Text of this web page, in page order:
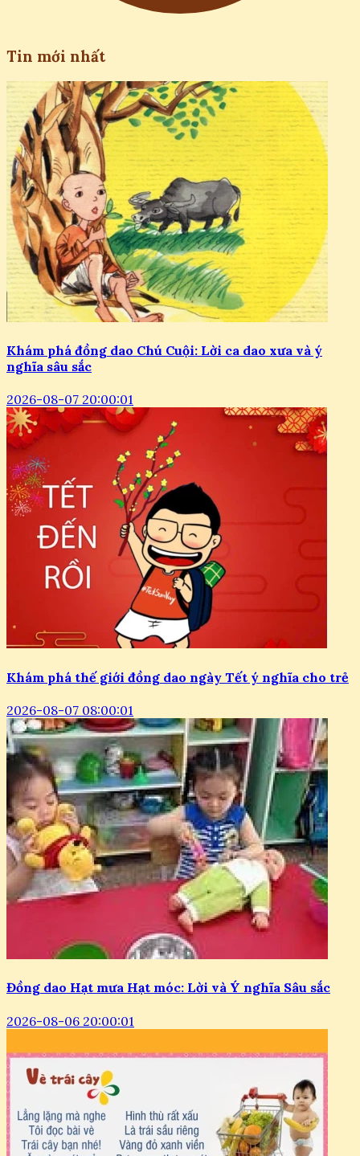
Tin mới nhất
Khám phá đồng dao Chú Cuội: Lời ca dao xưa và ý
nghĩa sâu sắc
2026-08-07 20:00:01
Khám phá thế giới đồng dao ngày Tết ý nghĩa cho trẻ
2026-08-07 08:00:01
Đồng dao Hạt mưa Hạt móc: Lời và Ý nghĩa Sâu sắc
2026-08-06 20:00:01